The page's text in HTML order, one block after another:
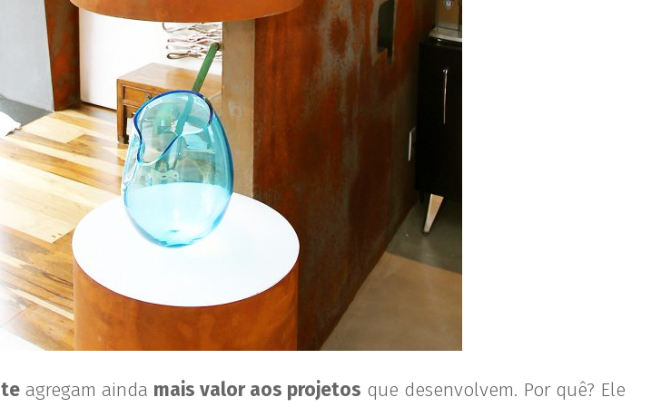
agregam ainda mais valor aos projetos que desenvolvem. Por quê? Ele